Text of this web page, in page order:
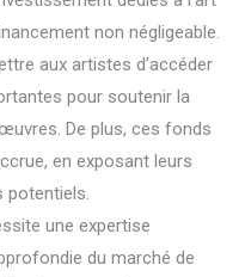
non négligeable.
aux artistes d’accéder
pour soutenir la
De plus, ces fonds
en exposant leurs
potentiels.
une expertise
du marché de